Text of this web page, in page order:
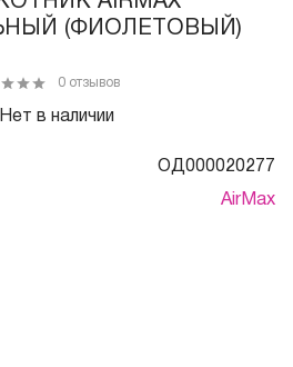
(ФИОЛЕТОВЫЙ)
Нет в наличии
0 отзывов
ОД000020277
AirMax